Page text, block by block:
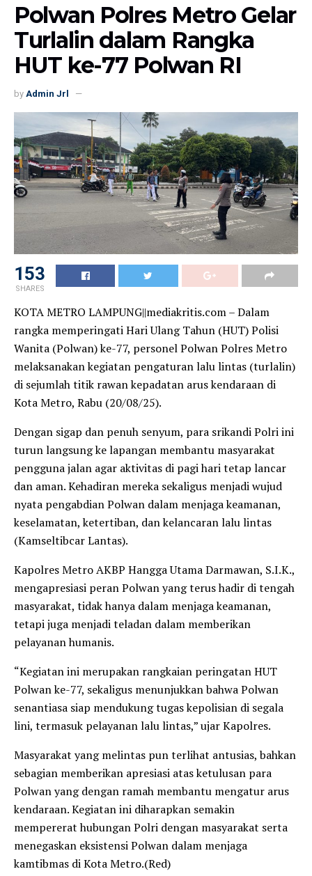
Polwan Polres Metro Gelar
Turlalin dalam Rangka
HUT ke-77 Polwan RI
by Admin Jrl
153
SHARES
KOTA METRO LAMPUNG||mediakritis.com – Dalam
rangka memperingati Hari Ulang Tahun (HUT) Polisi
Wanita (Polwan) ke-77, personel Polwan Polres Metro
melaksanakan kegiatan pengaturan lalu lintas (turlalin)
di sejumlah titik rawan kepadatan arus kendaraan di
Kota Metro, Rabu (20/08/25).
Dengan sigap dan penuh senyum, para srikandi Polri ini
turun langsung ke lapangan membantu masyarakat
pengguna jalan agar aktivitas di pagi hari tetap lancar
dan aman. Kehadiran mereka sekaligus menjadi wujud
nyata pengabdian Polwan dalam menjaga keamanan,
keselamatan, ketertiban, dan kelancaran lalu lintas
(Kamseltibcar Lantas).
Kapolres Metro AKBP Hangga Utama Darmawan, S.I.K.,
mengapresiasi peran Polwan yang terus hadir di tengah
masyarakat, tidak hanya dalam menjaga keamanan,
tetapi juga menjadi teladan dalam memberikan
pelayanan humanis.
“Kegiatan ini merupakan rangkaian peringatan HUT
Polwan ke-77, sekaligus menunjukkan bahwa Polwan
senantiasa siap mendukung tugas kepolisian di segala
lini, termasuk pelayanan lalu lintas,” ujar Kapolres.
Masyarakat yang melintas pun terlihat antusias, bahkan
sebagian memberikan apresiasi atas ketulusan para
Polwan yang dengan ramah membantu mengatur arus
kendaraan. Kegiatan ini diharapkan semakin
mempererat hubungan Polri dengan masyarakat serta
menegaskan eksistensi Polwan dalam menjaga
kamtibmas di Kota Metro.(Red)